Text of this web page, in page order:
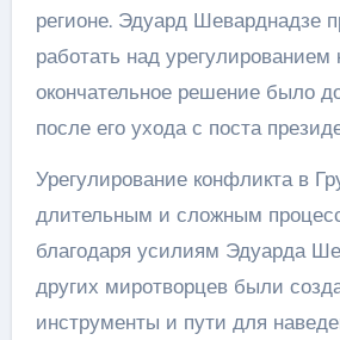
регионе. Эдуард Шеварднадзе
работать над урегулированием
окончательное решение было
после его ухода с поста
Урегулирование конфликта в
длительным и сложным
благодаря усилиям Эдуарда
других миротворцев были
инструменты и пути для